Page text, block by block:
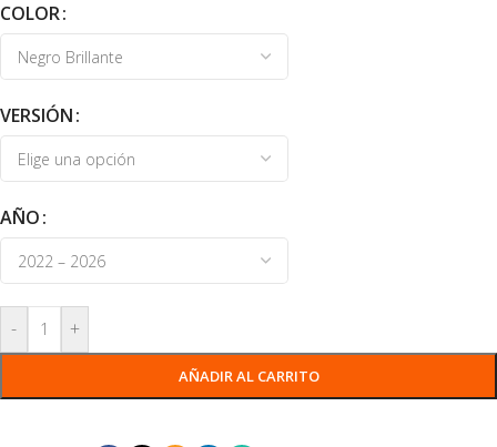
COLOR
VERSIÓN
AÑO
- +
AÑADIR AL CARRITO